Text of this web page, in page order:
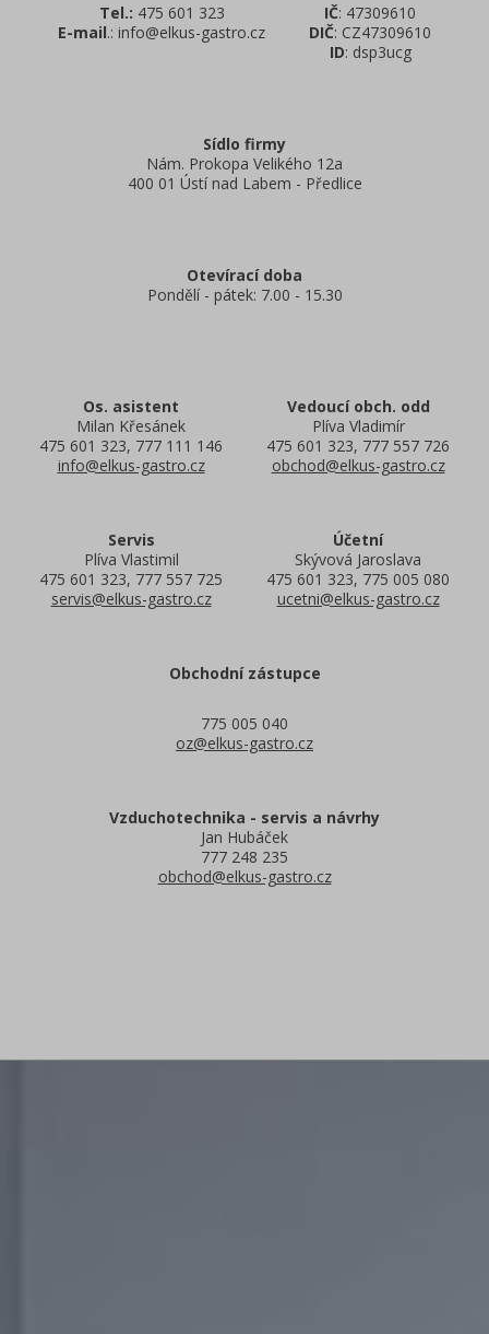
Tel.: 475 601 323
E-mail.: info@elkus-gastro.cz
IČ: 47309610
DIČ: CZ47309610
ID: dsp3ucg
Sídlo firmy
Nám. Prokopa Velikého 12a
400 01 Ústí nad Labem - Předlice
Otevírací doba
Pondělí - pátek: 7.00 - 15.30
Os. asistent
Milan Křesánek
475 601 323, 777 111 146
info@elkus-gastro.cz
Vedoucí obch. odd
Plíva Vladimír
475 601 323, 777 557 726
obchod@elkus-gastro.cz
Servis
Plíva Vlastimil
475 601 323, 777 557 725
servis@elkus-gastro.cz
Účetní
Skývová Jaroslava
475 601 323, 775 005 080
ucetni@elkus-gastro.cz
Obchodní zástupce
775 005 040
oz@elkus-gastro.cz
Vzduchotechnika - servis a návrhy
Jan Hubáček
777 248 235
obchod@elkus-gastro.cz